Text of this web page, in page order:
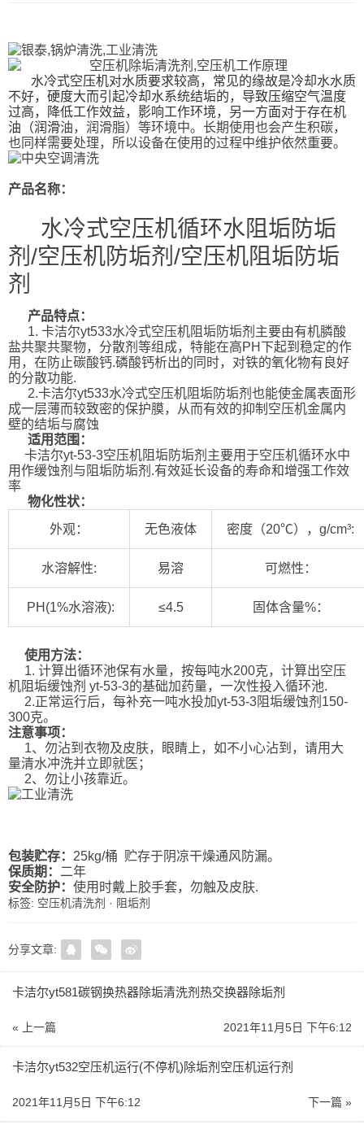
水冷式空压机对水质要求较高，常见的缘故是冷却水水质
不好，硬度大而引起冷却水系统结垢的，导致压缩空气温度
过高，降低工作效益，影响工作环境，另一方面对于存在机
油（润滑油，润滑脂）等环境中。长期使用也会产生积碳，
也同样需要处理，所以设备在使用的过程中维护依然重要。
产品名称：
水冷式空压机循环水阻垢防垢
剂/空压机防垢剂/空压机阻垢防垢
剂
产品特点：
1. 卡洁尔yt533水冷式空压机阻垢防垢剂主要由有机膦酸
盐共聚共聚物，分散剂等组成，特能在高PH下起到稳定的作
用，在防止碳酸钙.磷酸钙析出的同时，对铁的氧化物有良好
的分散功能.
2.卡洁尔yt533水冷式空压机阻垢防垢剂也能使金属表面形
成一层薄而较致密的保护膜，从而有效的抑制空压机金属内
壁的结垢与腐蚀
适用范围：
卡洁尔yt-53-3空压机阻垢防垢剂主要用于空压机循环水中
用作缓蚀剂与阻垢防垢剂.有效延长设备的寿命和增强工作效
率
物化性状：
外观：
无色液体 密度（20℃），g/cm³:
水溶解性: 易溶 可燃性：
PH(1%水溶液): ≤4.5 固体含量%：
使用方法：
1. 计算出循环池保有水量，按每吨水200克，计算出空压
机阻垢缓蚀剂 yt-53-3的基础加药量，一次性投入循环池.
2.正常运行后，每补充一吨水投加yt-53-3阻垢缓蚀剂150-
300克。
注意事项：
1、勿沾到衣物及皮肤，眼睛上，如不小心沾到，请用大
量清水冲洗并立即就医；
2、勿让小孩靠近。
包装贮存： 25kg/桶 贮存于阴凉干燥通风防漏。
保质期： 二年
安全防护： 使用时戴上胶手套，勿触及皮肤.
标签: 空压机清洗剂 · 阻垢剂
分享文章:
卡洁尔yt581碳钢换热器除垢清洗剂热交换器除垢剂
« 上一篇 2021年11月5日 下午6:12
卡洁尔yt532空压机运行(不停机)除垢剂空压机运行剂
下一篇 »
2021年11月5日 下午6:12